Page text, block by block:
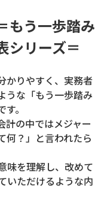
もう一歩踏み
シリーズ＝
かりやすく、実務者
うな「もう一歩踏み
。
の中ではメジャー
何？」と言われたら
味を理解し、改めて
いただけるような内